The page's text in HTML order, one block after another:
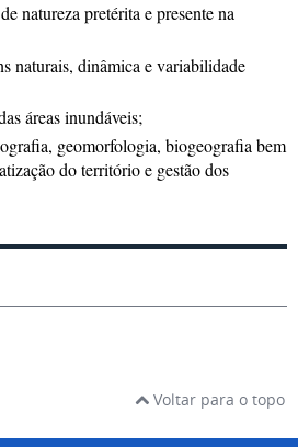
natureza pretérita e presente na
naturais, dinâmica e variabilidade
áreas inundáveis;
geomorfologia, biogeografia bem
do território e gestão dos
Voltar para o topo